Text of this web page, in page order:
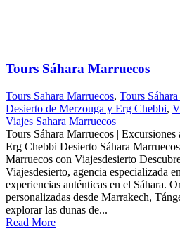
Tours Sáhara Marruecos
Tours Sahara Marruecos, Tours
Desierto de Merzouga y Erg Chebbi,
Viajes Sahara Marruecos
Tours Sáhara Marruecos |
Erg Chebbi Desierto Sáhara
Marruecos con Viajesdesierto
Viajesdesierto, agencia especializada
experiencias auténticas en el Sáhara.
personalizadas desde Marrakech,
explorar las dunas de...
Read More